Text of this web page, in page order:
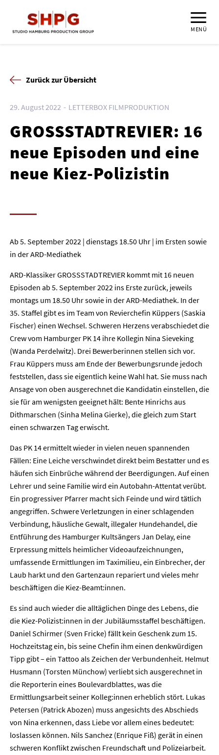
MENÜ
Zurück zur Übersicht
29. August 2022 LETTERBOX FILMPRODUKTION
GROSSSTADTREVIER: 16
neue Episoden und eine
neue Kiez-Polizistin
Ab 5. September 2022 | dienstags 18.50 Uhr | im Ersten sowie
in der ARD-Mediathek
ARD-Klassiker GROSSSTADTREVIER kommt mit 16 neuen
Episoden ab 5. September 2022 ins Erste zurück, jeweils
montags um 18.50 Uhr sowie in der ARD-Mediathek. In der
35. Staffel gibt es im Team von Revierchefin Küppers (Saskia
Fischer) einen Wechsel. Schweren Herzens verabschiedet die
Crew vom Hamburger PK 14 ihre Kollegin Nina Sieveking
(Wanda Perdelwitz). Drei Bewerberinnen stellen sich vor.
Frau Küppers muss am Ende der Bewerbungsrunde jedoch
feststellen, dass sie eigentlich keine Wahl hat. Sie muss nach
Ansage von oben ausgerechnet die Kandidatin einstellen, die
sie für am wenigsten geeignet hält: Bente Hinrichs aus
Dithmarschen (Sinha Melina Gierke), die gleich zum Start
einen schwarzen Tag erwischt.
Das PK 14 ermittelt wieder in vielen neuen spannenden
Fällen: Eine Leiche verschwindet direkt beim Bestatter und es
häufen sich Einbrüche während der Beerdigungen. Auf einen
Lehrer und seine Familie wird ein Autobahn-Attentat verübt.
Ein progressiver Pfarrer macht sich Feinde und wird tätlich
angegriffen. Schwere Verletzungen in einer schlagenden
Verbindung, häusliche Gewalt, illegaler Hundehandel, die
Entführung des Hamburger Kultsängers Jan Delay, eine
Erpressung mittels heimlicher Videoaufzeichnungen,
umfassende Ermittlungen im Taximilieu, ein Einbrecher, der
Laub harkt und den Gartenzaun repariert und vieles mehr
beschäftigen die Kiez-Beamt:innen.
Es sind auch wieder die alltäglichen Dinge des Lebens, die
die Kiez-Polizist:innen in der Jubiläumsstaffel beschäftigen.
Daniel Schirmer (Sven Fricke) fällt kein Geschenk zum 15.
Hochzeitstag ein, bis seine Chefin ihm einen denkwürdigen
Tipp gibt – ein Tattoo als Zeichen der Verbundenheit. Helmut
Husmann (Torsten Münchow) verliebt sich ausgerechnet in
die Reporterin eines Boulevardblattes, was die
Ermittlungsarbeit seiner Kolleg:innen erheblich stört. Lukas
Petersen (Patrick Abozen) muss angesichts des Abschieds
von Nina erkennen, dass Liebe vor allem eines bedeutet:
loslassen können. Nils Sanchez (Enrique Fiß) gerät in einen
schweren Konflikt zwischen Freundschaft und Polizeiarbeit.